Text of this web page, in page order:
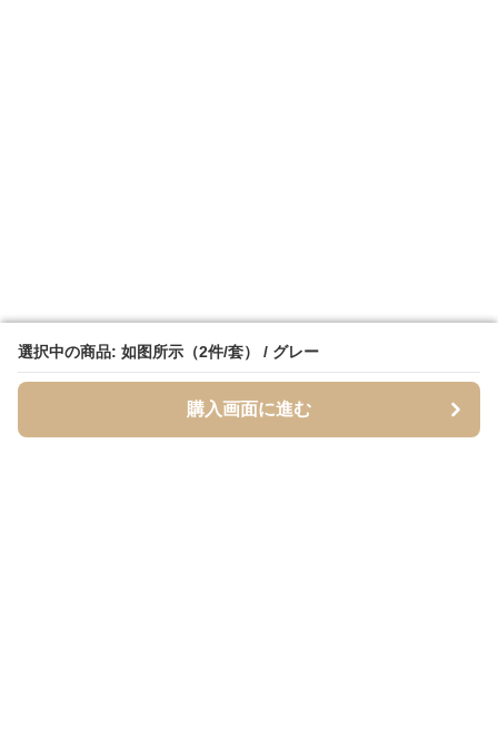
選択中の商品: 如图所示（2件/套） / グレー
購入画面に進む
選択中の商品: 如图所示（2件/套） / グレー
購入画面に進む